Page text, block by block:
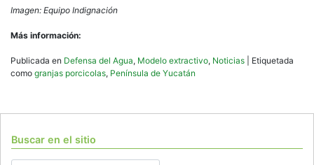
Imagen: Equipo Indignación
Más información:
Publicada en Defensa del Agua, Modelo extractivo, Noticias
Etiquetada
como granjas porcicolas, Península de Yucatán
Buscar en el sitio